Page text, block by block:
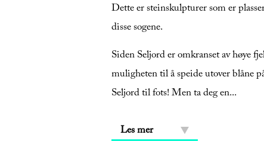
Dette er steinskulpturer som er
disse sogene.
Siden Seljord er omkranset av høye
muligheten til å speide utover blåne
Seljord til fots! Men ta deg en...
Les mer